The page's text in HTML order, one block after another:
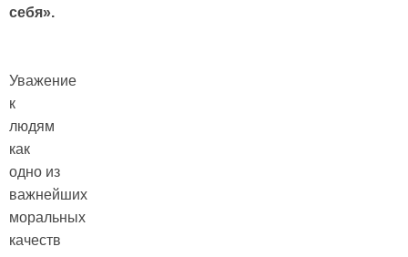
себя».
Уважение
к
людям
как
одно из
важнейших
моральных
качеств